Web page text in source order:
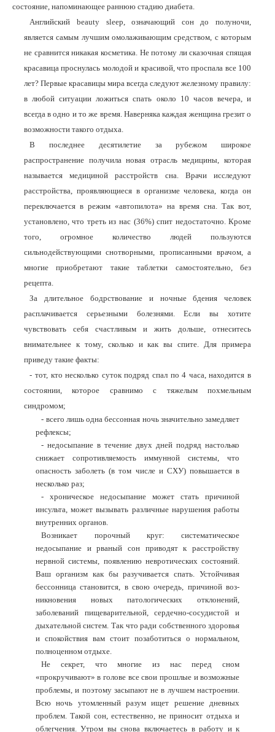
состояние, напоминающее раннюю стадию диабета.
Английский beauty sleep, означающий сон до полуночи,
является самым лучшим омолаживающим средством, с которым
не сравнится никакая косметика. Не потому ли сказочная спящая
красавица проснулась молодой и красивой, что проспала все 100
лет? Первые красавицы мира всегда следуют железному правилу:
в любой ситуации ложиться спать около 10 часов вечера, и
всегда в одно и то же время. Наверняка каждая женщина грезит о
возможности такого отдыха.
В последнее десятилетие за рубежом широкое
распространение получила новая отрасль медицины, которая
называется медициной расстройств сна. Врачи исследуют
расстройства, проявляющиеся в организме человека, когда он
переключается в режим «автопилота» на время сна. Так вот,
установлено, что треть из нас (36%) спит недостаточно. Кроме
того, огромное количество людей пользуются
сильнодействующими снотворными, прописанными врачом, а
многие приобретают такие таблетки самостоятельно, без
рецепта.
За длительное бодрствование и ночные бдения человек
расплачивается серьезными болезнями. Если вы хотите
чувствовать себя счастливым и жить дольше, отнеситесь
внимательнее к тому, сколько и как вы спите. Для примера
приведу такие факты:
- тот, кто несколько суток подряд спал по 4 часа, находится в
состоянии, которое сравнимо с тяжелым похмельным
синдромом;
- всего лишь одна бессонная ночь значительно замедляет
рефлексы;
- недосыпание в течение двух дней подряд настолько
снижает сопротивляемость иммунной системы, что
опасность заболеть (в том числе и СХУ) повышается в
несколько раз;
- хроническое недосыпание может стать причиной
инсульта, может вызывать различные нарушения работы
внутренних органов.
Возникает порочный круг: систематическое
недосыпание и рваный сон приводят к расстройству
нервной системы, появлению невротических состояний.
Ваш организм как бы разучивается спать. Устойчивая
бессонница становится, в свою очередь, причиной воз­
никновения новых патологических отклонений,
заболеваний пищеварительной, сердечно-сосудистой и
дыхательной систем. Так что ради собственного здоровья
и спокойствия вам стоит позаботиться о нормальном,
полноценном отдыхе.
Не секрет, что многие из нас перед сном
«прокручивают» в голове все свои прошлые и возможные
проблемы, и поэтому засыпают не в лучшем настроении.
Всю ночь утомленный разум ищет решение дневных
проблем. Такой сон, естественно, не приносит отдыха и
облегчения. Утром вы снова включаетесь в работу и к